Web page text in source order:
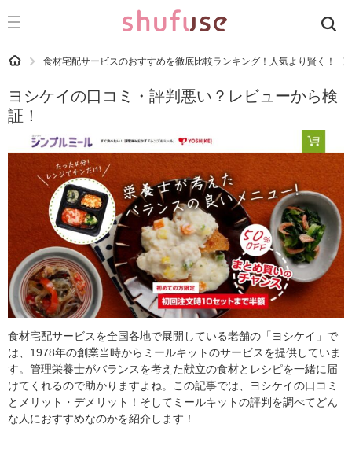
CATEGORY 記事カテゴリ
運気
洗濯
生活の知恵
お金
掃除
マナー
趣味
食材辞典
おすすめ
HOME 食材宅配サービスのおすすめを徹底比較ランキング！人気より賢く！
ヨシケイの口コミ・評判悪い？レビューから検
証！
食材宅配サービスを全国各地で展開している老舗の「ヨシケイ」で
は、1978年の創業当時からミールキットのサービスを提供していま
す。管理栄養士がバランスを考えた献立の食材とレシピを一緒に届
けてくれるので助かりますよね。この記事では、ヨシケイの口コミ
とメリット・デメリット！そしてミールキットの評判を調べてどん
な人におすすめなのかを紹介します！